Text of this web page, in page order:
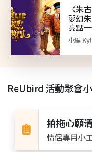
《朱
夢幻
亮點
小編
ReUbird 活動聚會
拍拖心願
情侶專用小